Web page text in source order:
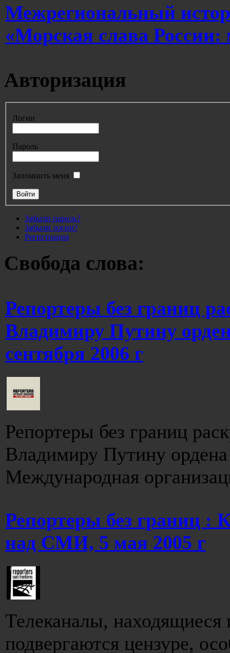
Межрегиональный
«Морская слава России:
Авторизация
Логин
Пароль
Запомнить меня
Забыли пароль?
Забыли логин?
Регистрация
Свобода слова:
Репортеры без границ
Владимиру Путину
сентября 2006 г
Репортеры без границ
Владимиру Путину
Международная
Репортеры без границ :
над СМИ, 5 мая 2005 г
Телеканалы,
подвергаются цензуре,